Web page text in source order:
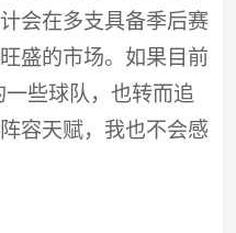
会在多支具备季后赛
盛的市场。如果目前
一些球队，也转而追
容天赋，我也不会感